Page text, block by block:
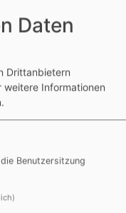
Neustadt/Aisch
für "einfach
Daten
Drittanbietern
weitere Informationen
Benutzersitzung